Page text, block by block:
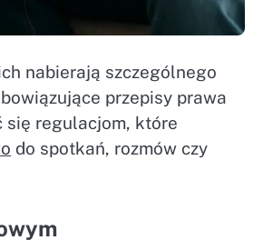
nabierają szczególnego
przepisy prawa
się regulacjom, które
do spotkań, rozmów czy